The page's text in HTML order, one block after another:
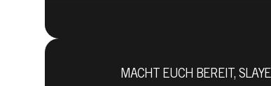
MACHT EUCH BEREIT,